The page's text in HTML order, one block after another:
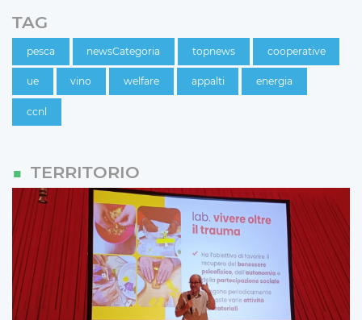
TAG
pesca newsCategoria topnews cooperative
ue vino welfare appalti energia
ccnl
TERRITORIO